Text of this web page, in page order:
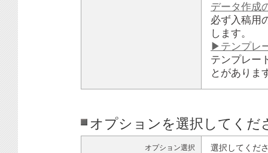
データ作成
必ず入稿用
します。
▶テンプレ
テンプレー
とがありま
オプションを選択してくだ
オプション選択 選択してくだ